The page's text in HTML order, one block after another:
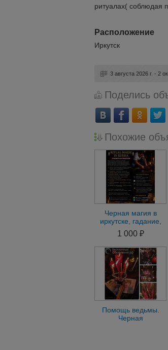
ритуалах( соблюдая
Расположение
Иркутск
3 августа 2026 г. - 2
Поделись
Похожие
Черная магия в
иркутске, гадание,
приворот, черное
венчание
1 000 ₽
Помощь ведьмы.
Черная